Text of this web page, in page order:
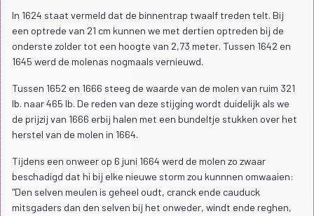
In 1624 staat vermeld dat de binnentrap twaalf treden telt. Bij
een optrede van 21 cm kunnen we met dertien optreden bij de
onderste zolder tot een hoogte van 2,73 meter. Tussen 1642 en
1645 werd de molenas nogmaals vernieuwd.
Tussen 1652 en 1666 steeg de waarde van de molen van ruim 321
lb. naar 465 lb. De reden van deze stijging wordt duidelijk als we
de prijzij van 1666 erbij halen met een bundeltje stukken over het
herstel van de molen in 1664.
Tijdens een onweer op 6 juni 1664 werd de molen zo zwaar
beschadigd dat hi bij elke nieuwe storm zou kunnnen omwaaien:
"Den selven meulen is geheel oudt, cranck ende cauduck
mitsgaders dan den selven bij het onweder, windt ende reghen,